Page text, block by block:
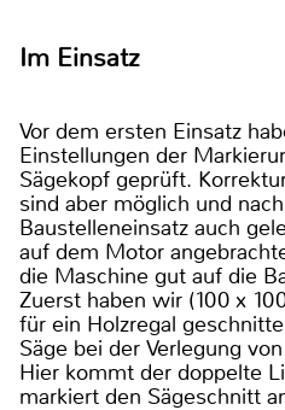
Im Einsatz
Vor dem ersten Einsatz
Einstellungen der
Sägekopf geprüft.
sind aber möglich und
Baustelleneinsatz auch
auf dem Motor
die Maschine gut auf die
Zuerst haben wir (100 x
für ein Holzregal
Säge bei der Verlegung
Hier kommt der doppelte
markiert den Sägeschnitt